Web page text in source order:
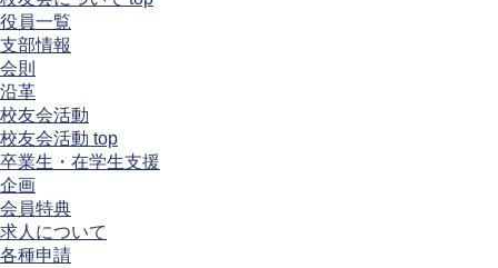
役員一覧
支部情報
会則
沿革
校友会活動
校友会活動 top
卒業生・在学生支援
企画
会員特典
求人について
各種申請